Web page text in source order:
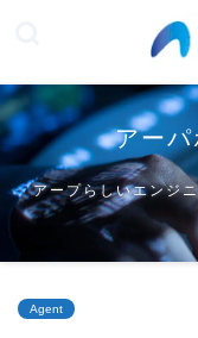
アー
アープらしいエンジ
Agent